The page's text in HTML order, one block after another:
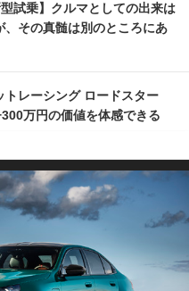
型試乗】クルマとしての出来は
、その真髄は別のところにあ
トレーシング ロードスター
万円の価値を体感できる